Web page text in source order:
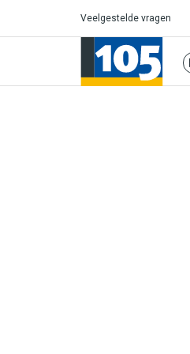
Veelgestelde vragen